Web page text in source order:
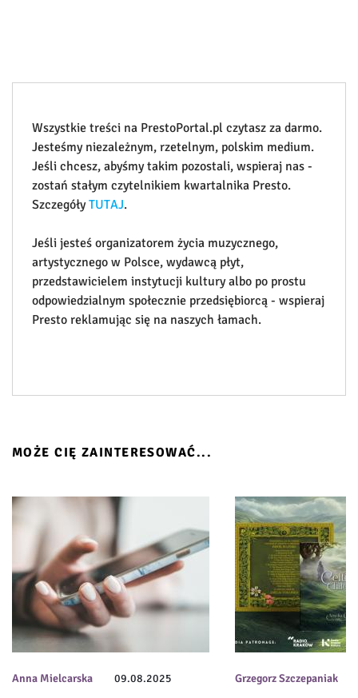
Wszystkie treści na PrestoPortal.pl czytasz za darmo.
Jesteśmy niezależnym, rzetelnym, polskim medium.
Jeśli chcesz, abyśmy takim pozostali, wspieraj nas -
zostań stałym czytelnikiem kwartalnika Presto.
SzczegółyTUTAJ.
Jeśli jesteś organizatorem życia muzycznego,
artystycznego w Polsce, wydawcą płyt,
przedstawicielem instytucji kultury albo po prostu
odpowiedzialnym społecznie przedsiębiorcą - wspieraj
Presto reklamując się na naszych łamach.
MOŻE CIĘ ZAINTERESOWAĆ...
Anna Mielcarska 09.08.2025 Grzegorz Szczepaniak